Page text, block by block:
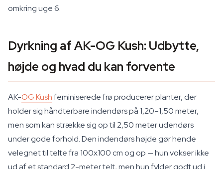
omkring uge 6.
Dyrkning af AK-OG Kush: Udbytte,
højde og hvad du kan forvente
AK-OG Kushfeminiserede frø producerer planter, der
holder sig håndterbare indendørs på 1,20–1,50 meter,
men som kan strække sig op til 2,50 meter udendørs
under gode forhold. Den indendørs højde gør hende
velegnet til telte fra 100x100 cm og op — hun vokser ikke
ud af et standard 2-meter telt, men hun fylder godt ud i